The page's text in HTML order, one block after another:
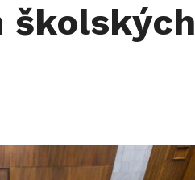
školských